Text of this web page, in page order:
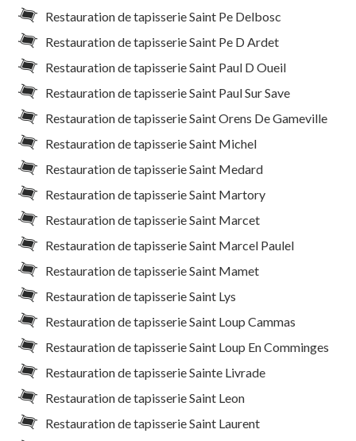
Restauration de tapisserie Saint Pe Delbosc
Restauration de tapisserie Saint Pe D Ardet
Restauration de tapisserie Saint Paul D Oueil
Restauration de tapisserie Saint Paul Sur Save
Restauration de tapisserie Saint Orens De Gameville
Restauration de tapisserie Saint Michel
Restauration de tapisserie Saint Medard
Restauration de tapisserie Saint Martory
Restauration de tapisserie Saint Marcet
Restauration de tapisserie Saint Marcel Paulel
Restauration de tapisserie Saint Mamet
Restauration de tapisserie Saint Lys
Restauration de tapisserie Saint Loup Cammas
Restauration de tapisserie Saint Loup En Comminges
Restauration de tapisserie Sainte Livrade
Restauration de tapisserie Saint Leon
Restauration de tapisserie Saint Laurent